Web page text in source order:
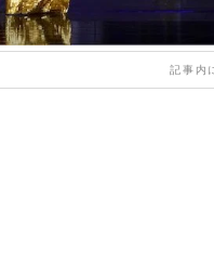
記事内